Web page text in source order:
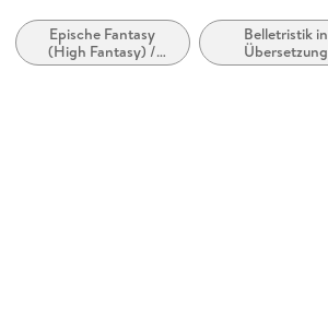
Wolfgang Krege
Verlag/Hersteller
Entspricht der Vorgabe WCAG Level A
Epische Fantasy
(High Fantasy) /
Heroische Fantasy
Belletristik in
Übersetzung